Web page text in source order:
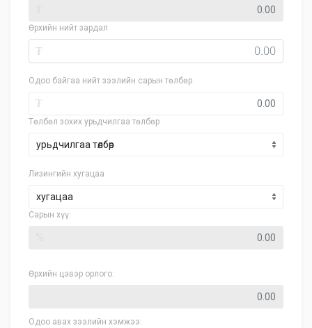
Өрхийн нийт зардал
₮
Одоо байгаа нийт зээлийн сарын төлбөр
₮
Төлбөл зохих урьдчилгаа төлбөр
Лизингийн хугацаа
хугацаа
Сарын хүү:
Өрхийн цэвэр орлого:
Одоо авах зээлийн хэмжээ: